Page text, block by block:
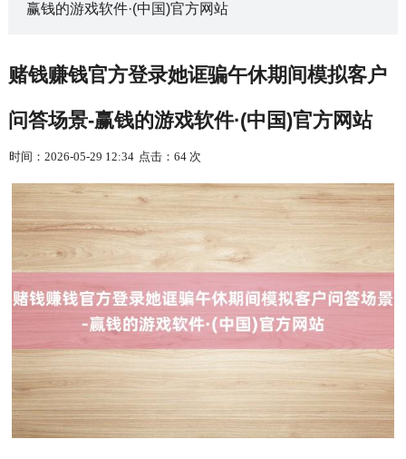
赢钱的游戏软件·(中国)官方网站
赌钱赚钱官方登录她诓骗午休期间模拟客户
问答场景-赢钱的游戏软件·(中国)官方网站
时间：2026-05-29 12:34 点击：64 次